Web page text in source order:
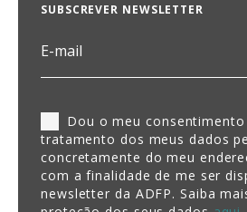
SUBSCREVER NEWSLETTER
Dou o meu
tratamento dos meus dados
concretamente do meu
com a finalidade de me ser
newsletter da ADFP. Saiba